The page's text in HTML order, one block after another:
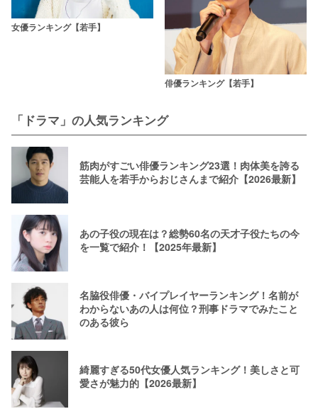
女優ランキング【若手】
俳優ランキング【若手】
「ドラマ」の人気ランキング
筋肉がすごい俳優ランキング23選！肉体美を誇る
芸能人を若手からおじさんまで紹介【2026最新】
あの子役の現在は？総勢60名の天才子役たちの今
を一覧で紹介！【2025年最新】
名脇役俳優・バイプレイヤーランキング！名前が
わからないあの人は何位？刑事ドラマでみたこと
のある彼ら
綺麗すぎる50代女優人気ランキング！美しさと可
愛さが魅力的【2026最新】